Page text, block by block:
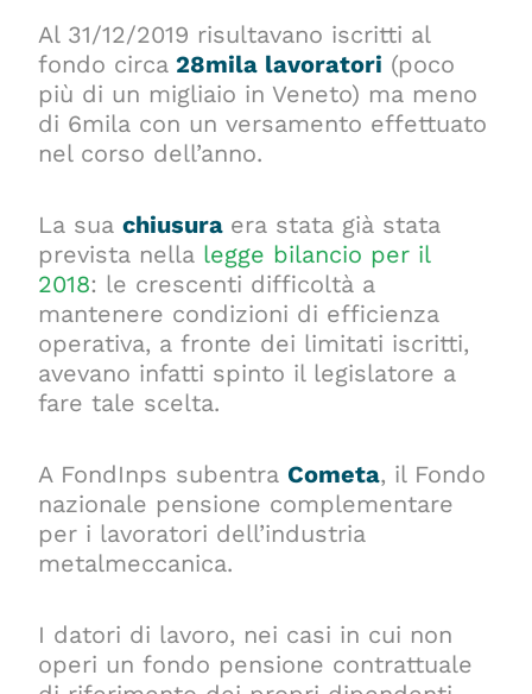
Al 31/12/2019 risultavano iscritti al
fondo circa 28mila lavoratori (poco
più di un migliaio in Veneto) ma meno
di 6mila con un versamento effettuato
nel corso dell’anno.
La suachiusura era stata già stata
prevista nella legge bilancio per il
2018: le crescenti difficoltà a
mantenere condizioni di efficienza
operativa, a fronte dei limitati iscritti,
avevano infatti spinto il legislatore a
fare tale scelta.
A FondInps subentra Cometa, il Fondo
nazionale pensione complementare
per i lavoratori dell’industria
metalmeccanica.
I datori di lavoro, nei casi in cui non
operi un fondo pensione contrattuale